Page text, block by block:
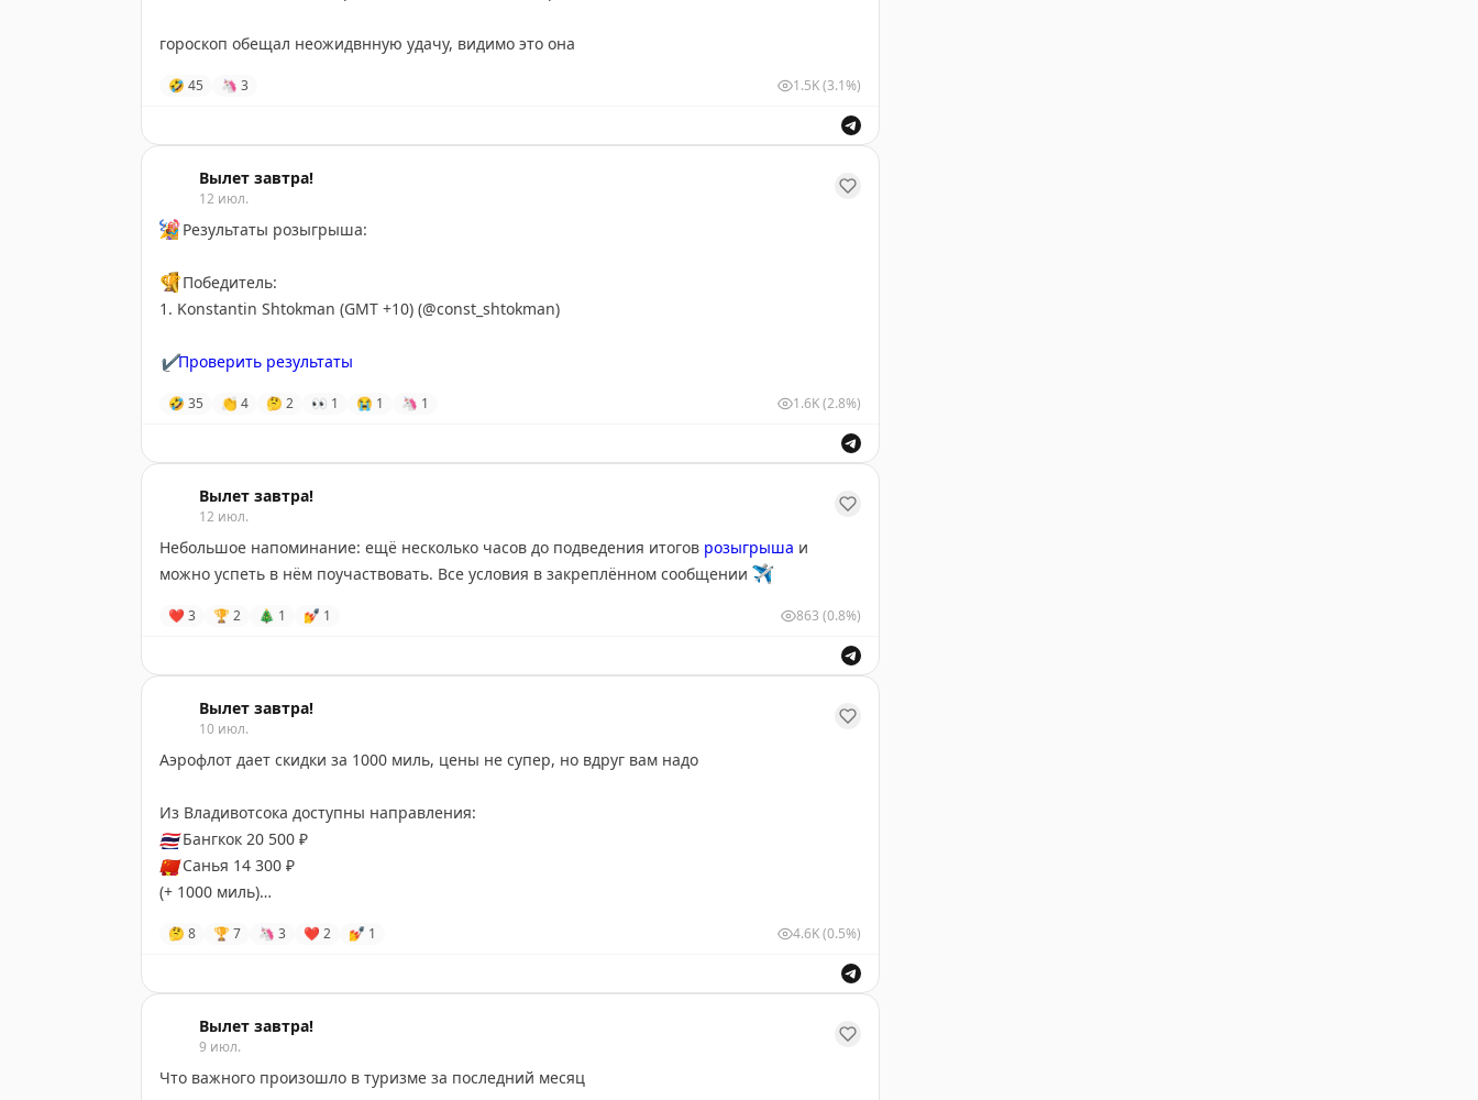
гороскоп обещал неожидвнную удачу, видимо это она
🤣 45 🦄 3 1.5K(3.1%)
Вылет завтра!
12 июл.
🎉Результаты розыгрыша:
🏆Победитель:
1. Konstantin Shtokman (GMT +10) (@const_shtokman)
✔️Проверить результаты
🤣 35 👏 4 🤔 2 👀 1 😭 1 🦄 1 1.6K(2.8%)
Вылет завтра!
12 июл.
Небольшое напоминание: ещё несколько часов до подведения итогов розыгрыша и
можно успеть в нём поучаствовать. Все условия в закреплённом сообщении ✈️
❤ 3 🏆 2 🎄 1 💅 1 863 (0.8%)
Вылет завтра!
10 июл.
Аэрофлот дает скидки за 1000 миль, цены не супер, но вдруг вам надо
Из Владивотсока доступны направления:
🇹🇭Бангкок 20 500 ₽
🇨🇳Cанья 14 300 ₽
(+ 1000 миль)
В обратную сторону акция тоже действует или сразу в обе с доплатой 2000 миль.
Покупать на сайтеhttps://www.aeroflot.ru/ru-ru/
Билеты доступны на июль-сентябрь, чтобы их найти поставьте галочку «за мили».
🤔 8 🏆 7 🦄 3 ❤ 2 💅 1 4.6K(0.5%)
Вылет завтра!
9 июл.
Что важного произошло в туризме за последний месяц